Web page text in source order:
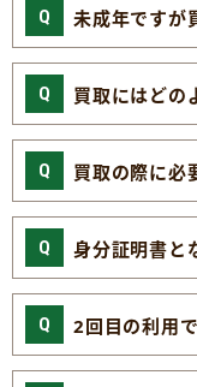
未成年ですが
買取にはどの
買取の際に必
身分証明書と
2回目の利用